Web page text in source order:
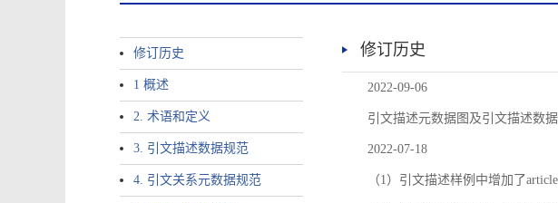
修订历史
1 概述
2. 术语和定义
3. 引文描述数据规范
4. 引文关系元数据规范
修订历史
2022-09-06
引文描述元数据图及引文描述数据
2022-07-18
（1）引文描述样例中增加了